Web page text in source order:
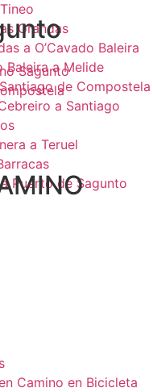
Grandas
a O’Cavado Baleira
Baleira a Melide
de Compostela
a Santiago
a Teruel
Puerto de Sagunto
Sagunto
Camino en Bicicleta